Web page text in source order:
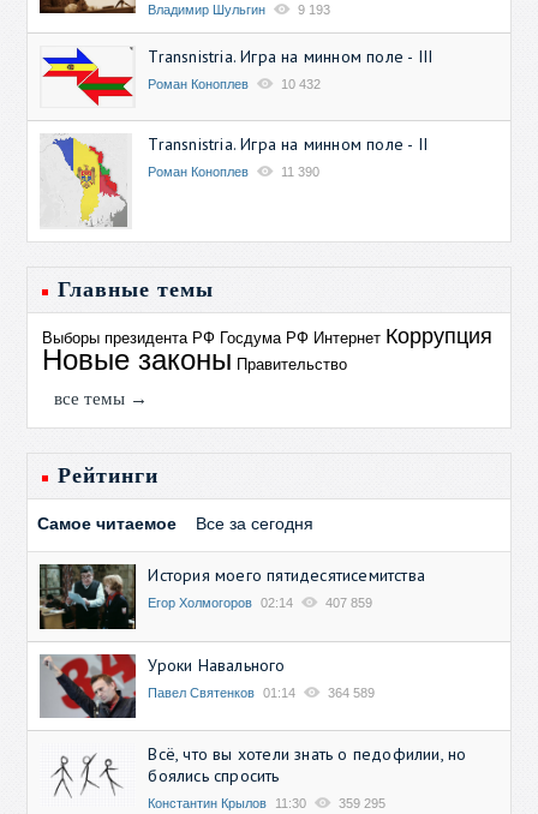
Владимир Шульгин 9 193
Transnistria. Игра на минном поле - III
Роман Коноплев 10 432
Transnistria. Игра на минном поле - II
Роман Коноплев 11 390
Главные темы
Выборы президента РФ Госдума РФ Интернет Коррупция
Новые законы Правительство
все темы →
Рейтинги
Самое читаемое Все за сегодня
История моего пятидесятисемитства
Егор Холмогоров 02:14 407 859
Уроки Навального
Павел Святенков 01:14 364 589
Всё, что вы хотели знать о педофилии, но
боялись спросить
Константин Крылов 11:30 359 295